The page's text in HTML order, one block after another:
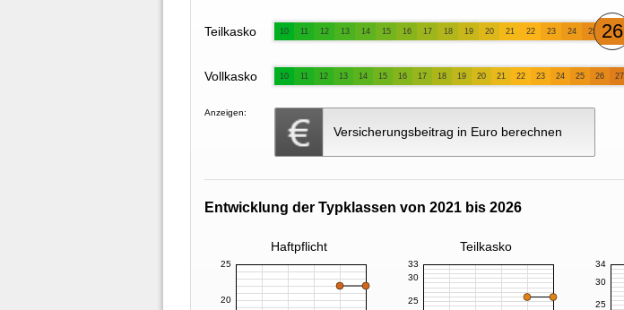
Teilkasko 10 11 12 13 14 15 16 17 18 19 20 21 22 23 24 25 26
Vollkasko 10 11 12 13 14 15 16 17 18 19 20 21 22 23 24 25 26 27
Anzeigen:
Versicherungsbeitrag in Euro berechnen
Entwicklung der Typklassen von 2021 bis 2026
Haftpflicht Teilkasko
20
25
25
30
33
25
30
34